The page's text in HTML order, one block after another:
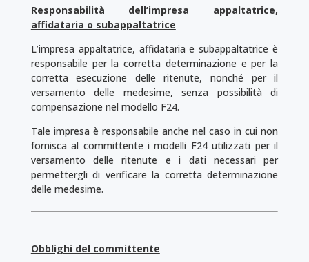
Responsabilità dell’impresa appaltatrice,
affidataria o subappaltatrice
L’impresa appaltatrice, affidataria e subappaltatrice è
responsabile per la corretta determinazione e per la
corretta esecuzione delle ritenute, nonché per il
versamento delle medesime, senza possibilità di
compensazione nel modello F24.
Tale impresa è responsabile anche nel caso in cui non
fornisca al committente i modelli F24 utilizzati per il
versamento delle ritenute e i dati necessari per
permettergli di verificare la corretta determinazione
delle medesime.
Obblighi del committente